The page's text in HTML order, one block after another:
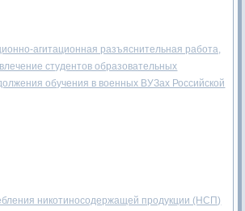
агитационная разъяснительная работа,
студентов образовательных
обучения в военных ВУЗах Российской
никотиносодержащей продукции (НСП)